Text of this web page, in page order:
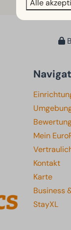
Mein
Kontakt
Karte
Business
StayXL
Alle